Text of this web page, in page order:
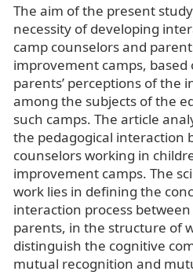
The aim of the present
necessity of developing
camp counselors and
improvement camps, based
parents’ perceptions of the
among the subjects of the
such camps. The article
the pedagogical interaction
counselors working in
improvement camps. The
work lies in defining the
interaction process
parents, in the structure of
distinguish the cognitive
mutual recognition and